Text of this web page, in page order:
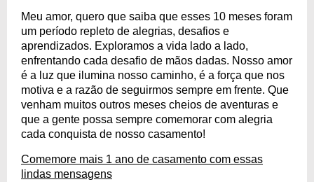
Meu amor, quero que saiba que esses 10 meses foram
um período repleto de alegrias, desafios e
aprendizados. Exploramos a vida lado a lado,
enfrentando cada desafio de mãos dadas. Nosso amor
é a luz que ilumina nosso caminho, é a força que nos
motiva e a razão de seguirmos sempre em frente. Que
venham muitos outros meses cheios de aventuras e
que a gente possa sempre comemorar com alegria
cada conquista de nosso casamento!
Comemore mais 1 ano de casamento com essas
lindas mensagens